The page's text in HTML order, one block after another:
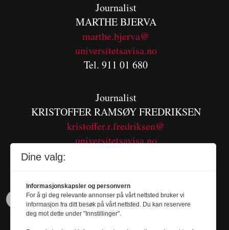
Journalist
MARTHE BJERVA
marthe.bjerva@
universitetsavisa.no
Tel. 911 01 680
Journalist
KRISTOFFER RAMSØY FREDRIKSEN
kristoffer.r.fredriksen@
universitetsavisa.no
Dine valg:
Informasjonskapsler og personvern
For å gi deg relevante annonser på vårt nettsted bruker vi
informasjon fra ditt besøk på vårt nettsted. Du kan reservere
deg mot dette under "Innstillinger".